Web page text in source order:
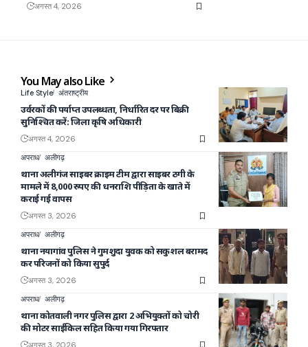
अगस्त 4, 2026
You May also Like
Life Style अंतराष्ट्रीय
उर्वरकों की पर्याप्त उपलब्धता, निर्धारित दर पर बिक्री
सुनिश्चित करें: जिला कृषि अधिकारी
अगस्त 4, 2026
अपराध अलीगढ़
थाना अलीगंज साइबर क्राइम टीम द्वारा साइबर ठगी के
मामले में 8,000 रुपए की धनराशि पीड़िता के खाते में
कराई गई वापस
अगस्त 3, 2026
अपराध अलीगढ़
थाना नयागांव पुलिस ने गुमशुदा युवक को सकुशल बरामद
कर परिजनों को किया सुपुर्द
अगस्त 3, 2026
अपराध अलीगढ़
थाना कोतवाली नगर पुलिस द्वारा 2 अभियुक्तों को चोरी
की मोटर साईकिल सहित किया गया गिरफ्तार
अगस्त 3, 2026